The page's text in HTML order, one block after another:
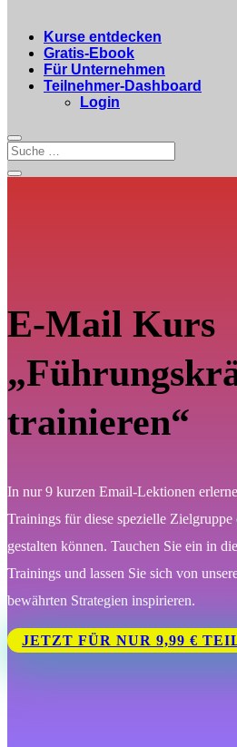
Kurse entdecken
Gratis-Ebook
Für Unternehmen
Teilnehmer-Dashboard
Login
E-Mail Kurs
trainieren“
In nur 9 kurzen Email-Lektionen
Trainings für diese spezielle
gestalten können. Tauchen Sie ein in
Trainings und lassen Sie sich von
bewährten Strategien inspirieren.
JETZT FÜR NUR 9,99 €